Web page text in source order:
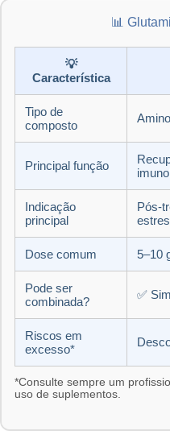
📊
💡
Característica
Tipo de
composto
Principal função
Indicação
principal
Pós-
Dose comum 5–10
Pode ser
combinada?
✅ Sim
Riscos em
excesso*
*Consulte sempre um
uso de suplementos.